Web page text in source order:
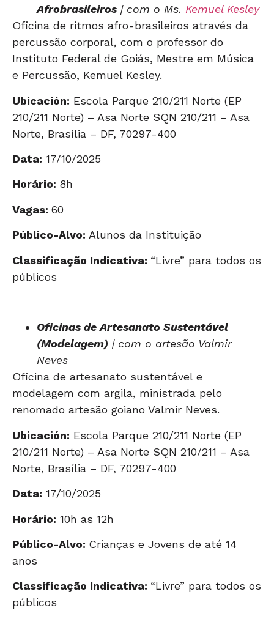
Afrobrasileiros | com o Ms. Kemuel Kesley
Oficina de ritmos afro-brasileiros através da
percussão corporal, com o professor do
Instituto Federal de Goiás, Mestre em Música
e Percussão, Kemuel Kesley.
Ubicación: Escola Parque 210/211 Norte (EP
210/211 Norte) – Asa Norte SQN 210/211 – Asa
Norte, Brasília – DF, 70297-400
Data: 17/10/2025
Horário: 8h
Vagas: 60
Público-Alvo: Alunos da Instituição
Classificação Indicativa: “Livre” para todos os
públicos
Oficinas de Artesanato Sustentável
(Modelagem) | com o artesão Valmir
Neves
Oficina de artesanato sustentável e
modelagem com argila, ministrada pelo
renomado artesão goiano Valmir Neves.
Ubicación: Escola Parque 210/211 Norte (EP
210/211 Norte) – Asa Norte SQN 210/211 – Asa
Norte, Brasília – DF, 70297-400
Data: 17/10/2025
Horário: 10h as 12h
Público-Alvo: Crianças e Jovens de até 14
anos
Classificação Indicativa: “Livre” para todos os
públicos